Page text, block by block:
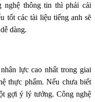
nghệ thông tin thì phải cải
tốt các tài liệu tiếng anh sẽ
dàng.
lực cao nhất trong giai
thực phẩm. Nếu chưa biết
gợi ý lý tưởng. Công nghệ